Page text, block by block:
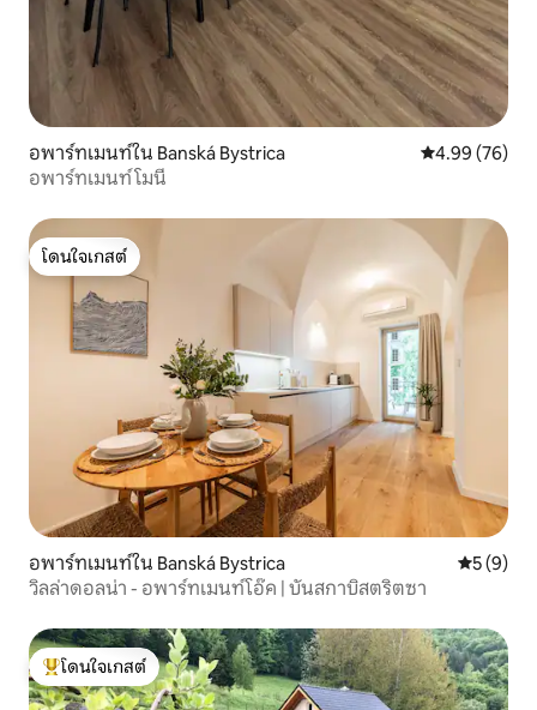
อพาร์ทเมนท์ใน Banská Bystrica คะแนนเฉลี่ย
4.99 (76)
อพาร์ทเมนท์ โมนี
โดนใจเกสต์
โดนใจเกสต์
อพาร์ทเมนท์ใน Banská Bystrica คะแนนเฉ
5 (9)
วิลล่าดอลน่า - อพาร์ทเมนท์โอ๊ค | บันสกาบิสตริตซา
โดนใจเกสต์ที่สุด
โดนใจเกสต์